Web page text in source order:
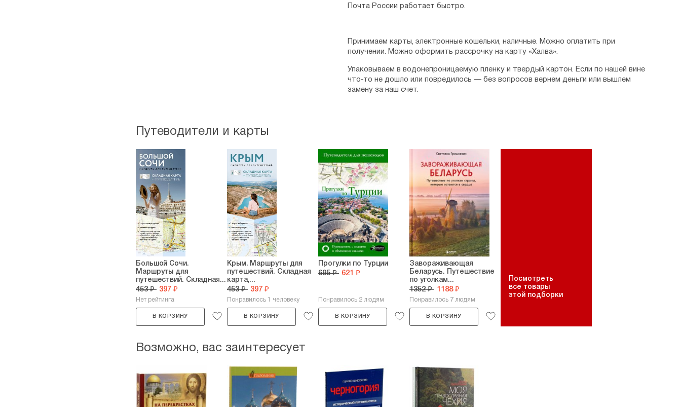
Почта России работает быстро.
Принимаем карты, электронные кошельки, наличные. Можно оплатить при
получении. Можно оформить рассрочку на карту «Халва».
Упаковываем в водонепроницаемую пленку и твердый картон. Если по нашей вине
что-то не дошло или повредилось — без вопросов вернем деньги или вышлем
замену за наш счет.
Путеводители и карты
Большой Сочи.
Маршруты для
путешествий. Складная...
453 ₽ 397 ₽
Нет рейтинга
В КОРЗИНУ
Крым. Маршруты для
путешествий. Складная
карта,...
453 ₽ 397 ₽
Понравилось 1 человеку
В КОРЗИНУ
Прогулки по Турции
695 ₽ 621 ₽
Понравилось 2 людям
В КОРЗИНУ
Завораживающая
Беларусь. Путешествие
по уголкам...
1352 ₽ 1188 ₽
Понравилось 7 людям
В КОРЗИНУ
Посмотреть
все товары
этой подборки
Возможно, вас заинтересует